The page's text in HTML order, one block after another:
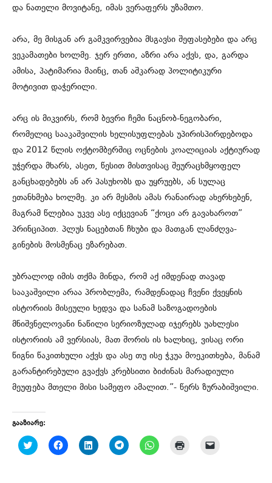
და ნათელი მოვიტანე, იმას ვერაფერს უზამთო.
არა, მე მისგან არ გამკვირვებია მსგავსი შეფასებები და არც
ვეკამათები ხოლმე. ჯერ ერთი, აზრი არა აქვს, და, გარდა
ამისა, პატიმარია მაინც, თან აშკარად პოლიტიკური
მოტივით დაჭერილი.
არც ის მიკვირს, რომ ბევრი ჩემი ნაცნობ-ნეგობარი,
რომელიც სააკაშვილის ხელისუფლებას უპირისპირდებოდა
და 2012 წლის ოქტომბერშიც ოცნების კოალიციას აქტიურად
უჭერდა მხარს, ასეთ, წესით მისთვისაც შეურაცხმყოფელ
განცხადებებს ან არ პასუხობს და უყრუებს, ან სულაც
ეთანხმება ხოლმე. კი არ მესმის ამას რანაირად ახერხებენ,
მაგრამ წლებია უკვე ასე იქცევიან “ქოცი არ გავახაროთ”
პრინციპით. პლუს ნაცებთან ჩხუბი და მათგან ლანძღვა-
გინების მოსმენაც ეზარებათ.
უბრალოდ იმის თქმა მინდა, რომ აქ იმდენად თავად
სააკაშვილი არაა პრობლემა, რამდენადაც ჩვენი ქვეყნის
ისტორიის მისეული ხედვა და სანამ საზოგადოების
მნიშვნელოვანი ნაწილი სერიოზულად იჯერებს უახლესი
ისტორიის ამ ვერსიას, მათ შორის ის ხალხიც, ვისაც ორი
წიგნი წაკითხული აქვს და ასე თუ ისე ჭკუა მოეკითხება, მანამ
გარანტირებული გვაქვს კრებსითი ბიძინას მარადიული
მეუფება მთელი მისი სამეფო ამალით.”- წერს ზურაბიშვილი.
გააზიარე:
C
l
C
l
C
l
C
l
C
l